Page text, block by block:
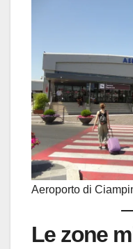
Aeroporto di
Le zone